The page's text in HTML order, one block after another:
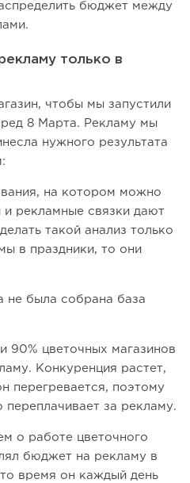
бюджет между
только в
чтобы мы запустили
8 Марта. Рекламу мы
нужного результата
на котором можно
и рекламные связки дают
такой анализ только
в праздники, то они
не была собрана база
90% цветочных магазинов
Конкуренция растет,
перегревается, поэтому
переплачивает за рекламу.
о работе цветочного
бюджет на рекламу в
время он каждый день